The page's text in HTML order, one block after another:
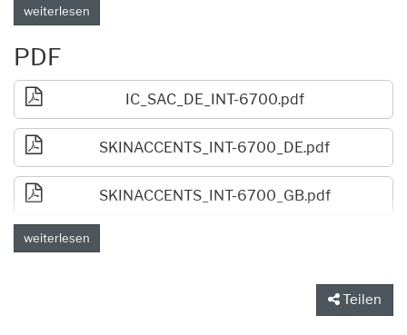
Großzügig auf die gereinigte Haut nach Duschen oder
weiterlesen
PDF
IC_SAC_DE_INT-6700.pdf
SKINACCENTS_INT-6700_DE.pdf
SKINACCENTS_INT-6700_GB.pdf
weiterlesen
Teilen